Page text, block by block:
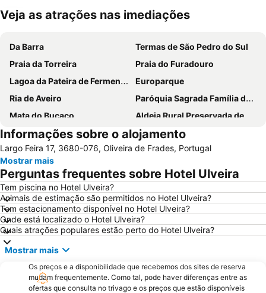
Ampliar mapa
Veja as atrações nas imediações
Da Barra
Termas de São Pedro do Sul
Praia da Torreira
Praia do Furadouro
Lagoa da Pateira de Fermentelos
Europarque
Ria de Aveiro
Paróquia Sagrada Família da Praia da Barra
Mata do Buçaco
Aldeia Rural Preservada de Quintandona
Praia da Cortegaça
Montebelo Golfe
Museu Militar do Buçaco
Universidade de Aveiro
Serra do Caramulo
Dunas de Sao Jacinto
Praia de Paramos
Farol da Barra
Castelo de Santa Maria da Feira
Praia da Barrinha
Cascata da Cabreia
Aldeia da Pena
São Jacinto Beach
Convento Santa Cruz do Buçaco
Praça do Rossio
Bioparque - Parque Florestal de Pisão
de Estarreja
Mosteiro de Grijó
Moliceiro
Informações sobre o alojamento
Largo Feira 17, 3680-076, Oliveira de Frades, Portugal
Mostrar mais
Perguntas frequentes sobre Hotel Ulveira
Tem piscina no Hotel Ulveira?
Animais de estimação são permitidos no Hotel Ulveira?
Tem estacionamento disponível no Hotel Ulveira?
Onde está localizado o Hotel Ulveira?
Quais atrações populares estão perto do Hotel Ulveira?
Mostrar mais
Os preços e a disponibilidade que recebemos dos sites de reserva
mudam frequentemente. Como tal, pode haver diferenças entre as
ofertas que consulta no trivago e os preços que estão disponíveis